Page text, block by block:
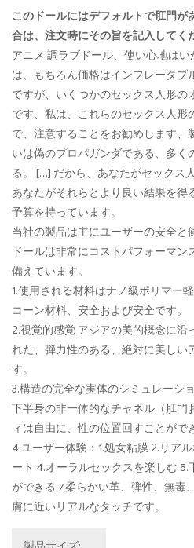
このドールにはデフォルトで肛門が
合は、注文時にその旨を記入してく
アニメ 調ラブドール、使い心地は
は、もちろん価格はインフレータブ
ですが、いくつかのセックス人形の
です、私は、これらのセックス人形
で、注意することをお勧めします、
いは偽のプロパガンダである、多く
る。 […] だから、あなたがセックス
あなたがそれらとより良い結果を得
予算を持っています。
当社の製品は主にユーザーの安全と
ドールは非常にコストパフォーマ
備えています。
1.使用される材料はナノ級ポリマー
コーン材料、安全および安全です。
2.視覚的感覚 アジアの美的概念に沿
れた、弾力性のある、絶対に美しい
す。
3.構造の完全な実体のシミュレーシ
下半身の非一体的なチャネル（肛門
ィは自由に、性の位置回すことがで
4.ユーザー体験：1.処女粘膜 2.リア
ート 4.オーラルセックスを楽しむ 5.
ができる 7.柔らかい革、弾性、無毒
膚に近いリアルなタッチです。